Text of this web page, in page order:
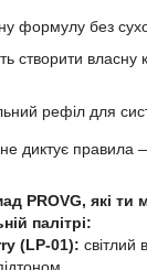
формулу без
створити власну
рефіл для
диктує правила
PROVG, які
палітрі:
(LP-01): світлий